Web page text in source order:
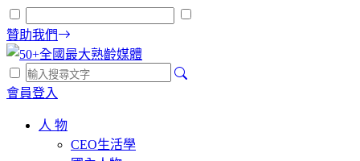
贊助我們
會員登入
人 物
CEO生活學